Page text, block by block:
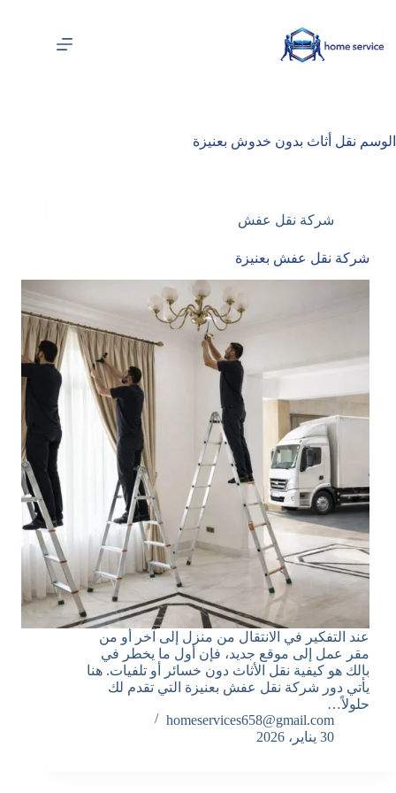
المحتوى
الوسم نقل أثاث بدون خدوش بعنيزة
شركة نقل عفش
شركة نقل عفش بعنيزة
عند التفكير في الانتقال من منزل إلى آخر أو من
مقر عمل إلى موقع جديد، فإن أول ما يخطر في
بالك هو كيفية نقل الأثاث دون خسائر أو تلفيات. هنا
يأتي دور شركة نقل عفش بعنيزة التي تقدم لك
حلولاً…
homeservices658@gmail.com
30 يناير، 2026